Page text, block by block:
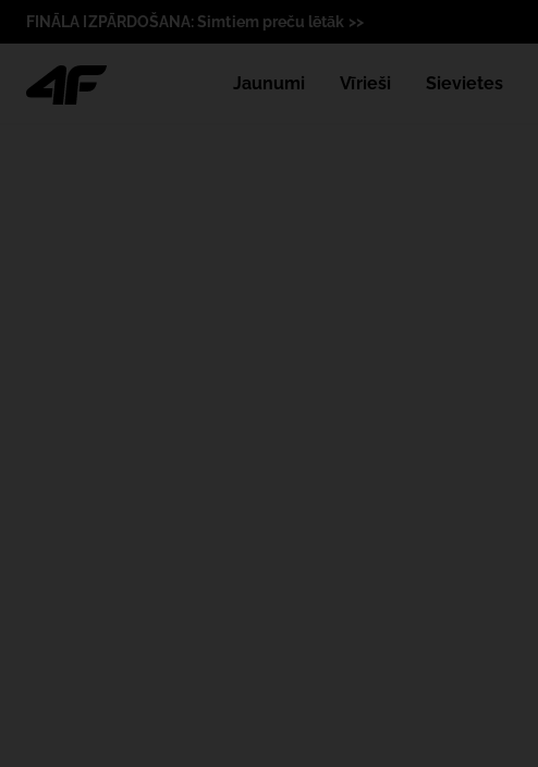
FINĀLA IZPĀRDOŠANA: Simtiem preču lētāk >>
Jaunumi Vīrieši Sievietes